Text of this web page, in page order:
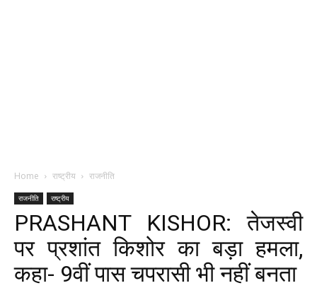
Home राष्ट्रीय राजनीति
राजनीति राष्ट्रीय
PRASHANT KISHOR: तेजस्वी
पर प्रशांत किशोर का बड़ा हमला,
कहा- 9वीं पास चपरासी भी नहीं बनता